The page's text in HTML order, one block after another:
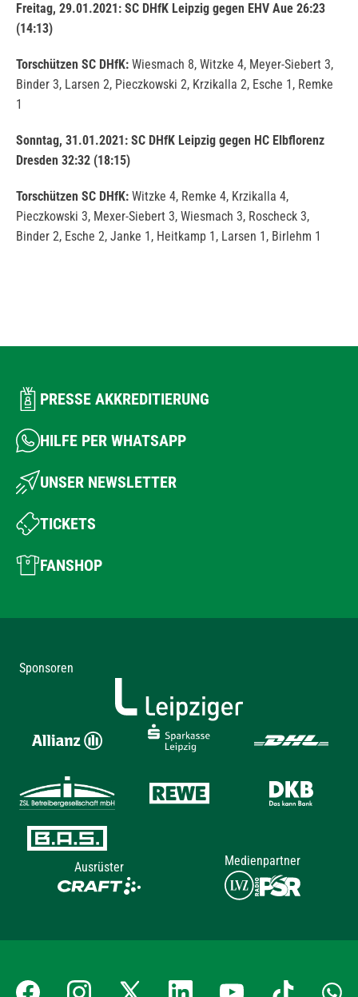
Freitag, 29.01.2021: SC DHfK Leipzig gegen EHV Aue 26:23
(14:13)
Torschützen SC DHfK: Wiesmach 8, Witzke 4, Meyer-Siebert 3,
Binder 3, Larsen 2, Pieczkowski 2, Krzikalla 2, Esche 1, Remke
1
Sonntag, 31.01.2021: SC DHfK Leipzig gegen HC Elbflorenz
Dresden 32:32 (18:15)
Torschützen SC DHfK: Witzke 4, Remke 4, Krzikalla 4,
Pieczkowski 3, Mexer-Siebert 3, Wiesmach 3, Roscheck 3,
Binder 2, Esche 2, Janke 1, Heitkamp 1, Larsen 1, Birlehm 1
PRESSE AKKREDITIERUNG
HILFE PER WHATSAPP
UNSER NEWSLETTER
TICKETS
FANSHOP
Sponsoren
Ausrüster Medienpartner